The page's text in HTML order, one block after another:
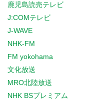
鹿児島読売テレビ
J:COMテレビ
J-WAVE
NHK-FM
FM yokohama
文化放送
MRO北陸放送
NHK BSプレミアム